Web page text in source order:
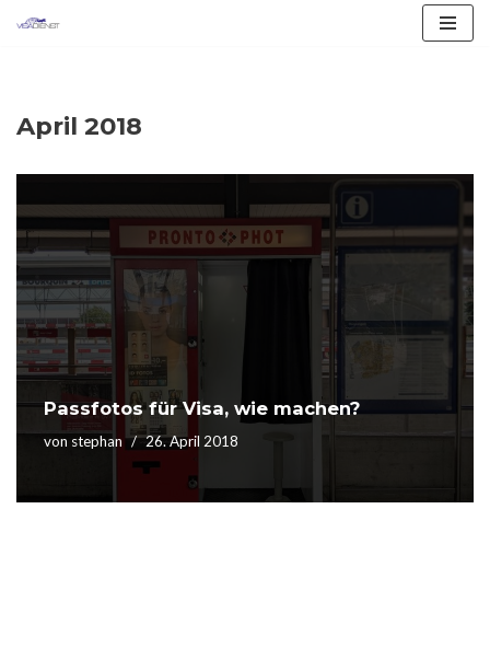
springen
April 2018
Passfotos für Visa, wie machen?
von stephan 26. April 2018